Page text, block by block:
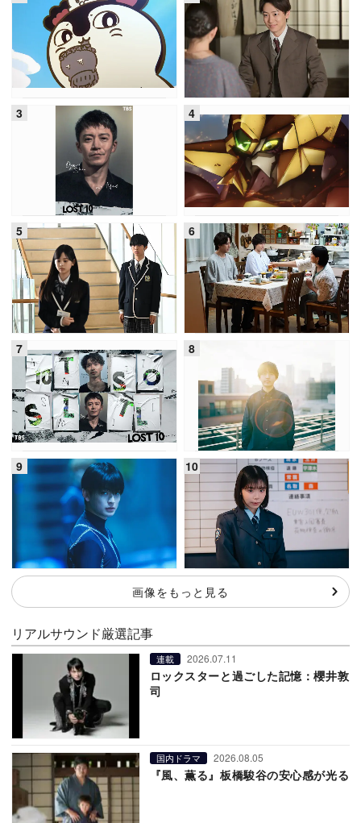
画像をもっと見る
リアルサウンド厳選記事
連載 2026.07.11
ロックスターと過ごした記憶：櫻井敦
司
国内ドラマ 2026.08.05
『風、薫る』板橋駿谷の安心感が光る